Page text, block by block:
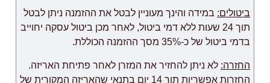
ביטולים: במידה והינך מעוניין לבטל את ההזמנה ניתן לבטל
תוך 24 שעות ללא דמי ביטול, לאחר מכן ביטול עסקה יחוייב
בדמי ביטול של כ-35% מסך ההזמנה הכוללת.
החזרה: לא ניתן להחזיר את המזרן לאחר פתיחת האריזה.
החזרות אפשריות תוך 14 יום בתנאי שהאריזה המקורית של